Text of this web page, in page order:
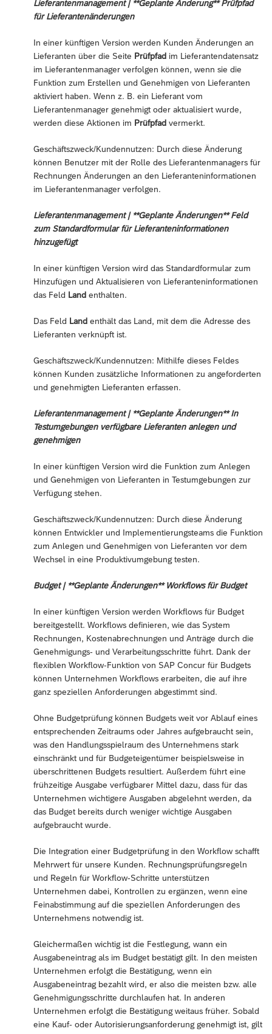
Lieferantenmanagement | **Geplante Änderung** Prüfpfad
für Lieferantenänderungen
In einer künftigen Version werden Kunden Änderungen an
Lieferanten über die Seite Prüfpfad im Lieferantendatensatz
im Lieferantenmanager verfolgen können, wenn sie die
Funktion zum Erstellen und Genehmigen von Lieferanten
aktiviert haben. Wenn z. B. ein Lieferant vom
Lieferantenmanager genehmigt oder aktualisiert wurde,
werden diese Aktionen im Prüfpfad vermerkt.
Geschäftszweck/Kundennutzen: Durch diese Änderung
können Benutzer mit der Rolle des Lieferantenmanagers für
Rechnungen Änderungen an den Lieferanteninformationen
im Lieferantenmanager verfolgen.
Lieferantenmanagement | **Geplante Änderungen** Feld
zum Standardformular für Lieferanteninformationen
hinzugefügt
In einer künftigen Version wird das Standardformular zum
Hinzufügen und Aktualisieren von Lieferanteninformationen
das Feld Land enthalten.
Das Feld Land enthält das Land, mit dem die Adresse des
Lieferanten verknüpft ist.
Geschäftszweck/Kundennutzen: Mithilfe dieses Feldes
können Kunden zusätzliche Informationen zu angeforderten
und genehmigten Lieferanten erfassen.
Lieferantenmanagement | **Geplante Änderungen** In
Testumgebungen verfügbare Lieferanten anlegen und
genehmigen
In einer künftigen Version wird die Funktion zum Anlegen
und Genehmigen von Lieferanten in Testumgebungen zur
Verfügung stehen.
Geschäftszweck/Kundennutzen: Durch diese Änderung
können Entwickler und Implementierungsteams die Funktion
zum Anlegen und Genehmigen von Lieferanten vor dem
Wechsel in eine Produktivumgebung testen.
Budget | **Geplante Änderungen** Workflows für Budget
In einer künftigen Version werden Workflows für Budget
bereitgestellt. Workflows definieren, wie das System
Rechnungen, Kostenabrechnungen und Anträge durch die
Genehmigungs- und Verarbeitungsschritte führt. Dank der
flexiblen Workflow-Funktion von SAP Concur für Budgets
können Unternehmen Workflows erarbeiten, die auf ihre
ganz speziellen Anforderungen abgestimmt sind.
Ohne Budgetprüfung können Budgets weit vor Ablauf eines
entsprechenden Zeitraums oder Jahres aufgebraucht sein,
was den Handlungsspielraum des Unternehmens stark
einschränkt und für Budgeteigentümer beispielsweise in
überschrittenen Budgets resultiert. Außerdem führt eine
frühzeitige Ausgabe verfügbarer Mittel dazu, dass für das
Unternehmen wichtigere Ausgaben abgelehnt werden, da
das Budget bereits durch weniger wichtige Ausgaben
aufgebraucht wurde.
Die Integration einer Budgetprüfung in den Workflow schafft
Mehrwert für unsere Kunden. Rechnungsprüfungsregeln
und Regeln für Workflow-Schritte unterstützen
Unternehmen dabei, Kontrollen zu ergänzen, wenn eine
Feinabstimmung auf die speziellen Anforderungen des
Unternehmens notwendig ist.
Gleichermaßen wichtig ist die Festlegung, wann ein
Ausgabeneintrag als im Budget bestätigt gilt. In den meisten
Unternehmen erfolgt die Bestätigung, wenn ein
Ausgabeneintrag bezahlt wird, er also die meisten bzw. alle
Genehmigungsschritte durchlaufen hat. In anderen
Unternehmen erfolgt die Bestätigung weitaus früher. Sobald
eine Kauf- oder Autorisierungsanforderung genehmigt ist, gilt